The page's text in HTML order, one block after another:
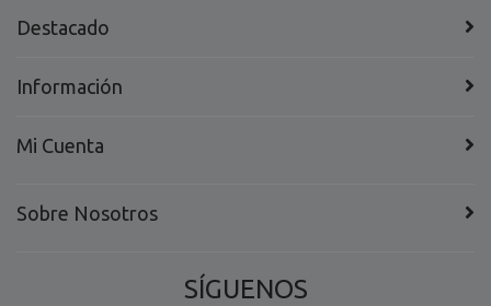
Destacado
Información
Mi Cuenta
Sobre Nosotros
SÍGUENOS